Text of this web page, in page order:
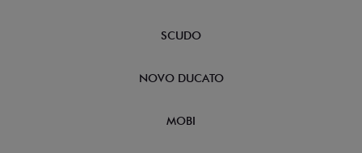
SCUDO
NOVO DUCATO
MOBI